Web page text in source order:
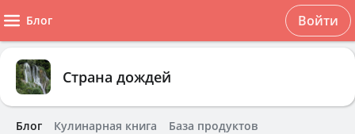
Блог Войти
Страна дождей
Блог Кулинарная книга База продуктов